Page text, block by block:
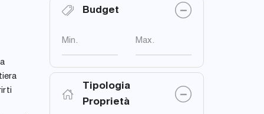
Budget
Min. Max.
Tipologia
Proprietà